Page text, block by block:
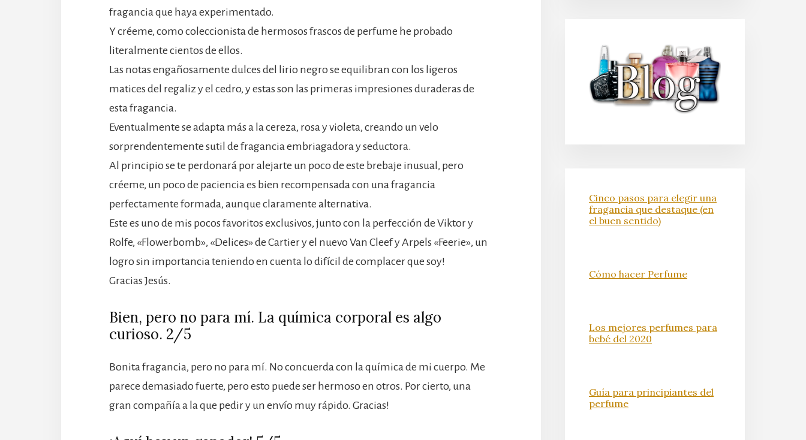
fragancia que haya experimentado.
Y créeme, como coleccionista de hermosos frascos de perfume he probado
literalmente cientos de ellos.
Las notas engañosamente dulces del lirio negro se equilibran con los ligeros
matices del regaliz y el cedro, y estas son las primeras impresiones duraderas de
esta fragancia.
Eventualmente se adapta más a la cereza, rosa y violeta, creando un velo
sorprendentemente sutil de fragancia embriagadora y seductora.
Al principio se te perdonará por alejarte un poco de este brebaje inusual, pero
créeme, un poco de paciencia es bien recompensada con una fragancia
perfectamente formada, aunque claramente alternativa.
Este es uno de mis pocos favoritos exclusivos, junto con la perfección de Viktor y
Rolfe, «Flowerbomb», «Delices» de Cartier y el nuevo Van Cleef y Arpels «Feerie», un
logro sin importancia teniendo en cuenta lo difícil de complacer que soy!
Gracias Jesús.
Bien, pero no para mí. La química corporal es algo
curioso. 2/5
Bonita fragancia, pero no para mí. No concuerda con la química de mi cuerpo. Me
parece demasiado fuerte, pero esto puede ser hermoso en otros. Por cierto, una
gran compañía a la que pedir y un envío muy rápido. Gracias!
Cinco pasos para elegir una
fragancia que destaque (en
el buen sentido)
Cómo hacer Perfume
Los mejores perfumes para
bebé del 2020
Guía para principiantes del
perfume